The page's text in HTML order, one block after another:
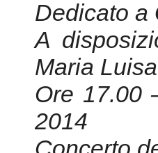
Dedicato a
A
Maria
Ore 17.00
2014